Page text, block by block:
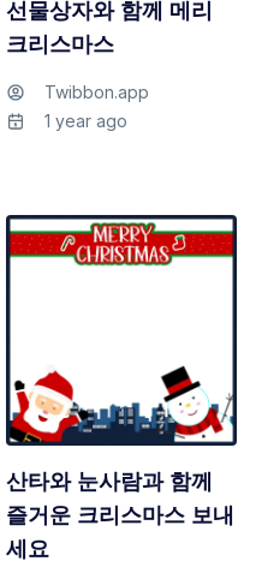
선물상자와 함께 메리
크리스마스
Twibbon.app
1 year ago
산타와 눈사람과 함께
즐거운 크리스마스 보내
세요